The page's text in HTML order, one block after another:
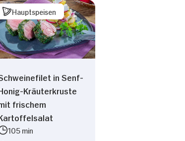
Hauptspeisen
in Senf-
Kräuterkruste
frischem
105 min